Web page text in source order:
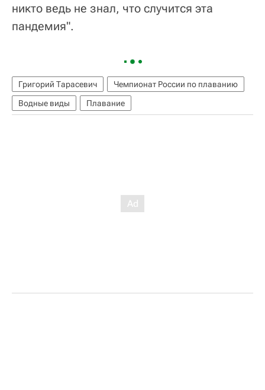
никто ведь не знал, что случится эта
пандемия".
Григорий Тарасевич
Чемпионат России по плаванию
Водные виды
Плавание